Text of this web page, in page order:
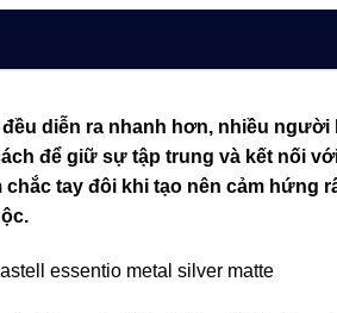
diễn ra nhanh hơn, nhiều người
để giữ sự tập trung và kết nối
chắc tay đôi khi tạo nên cảm hứng